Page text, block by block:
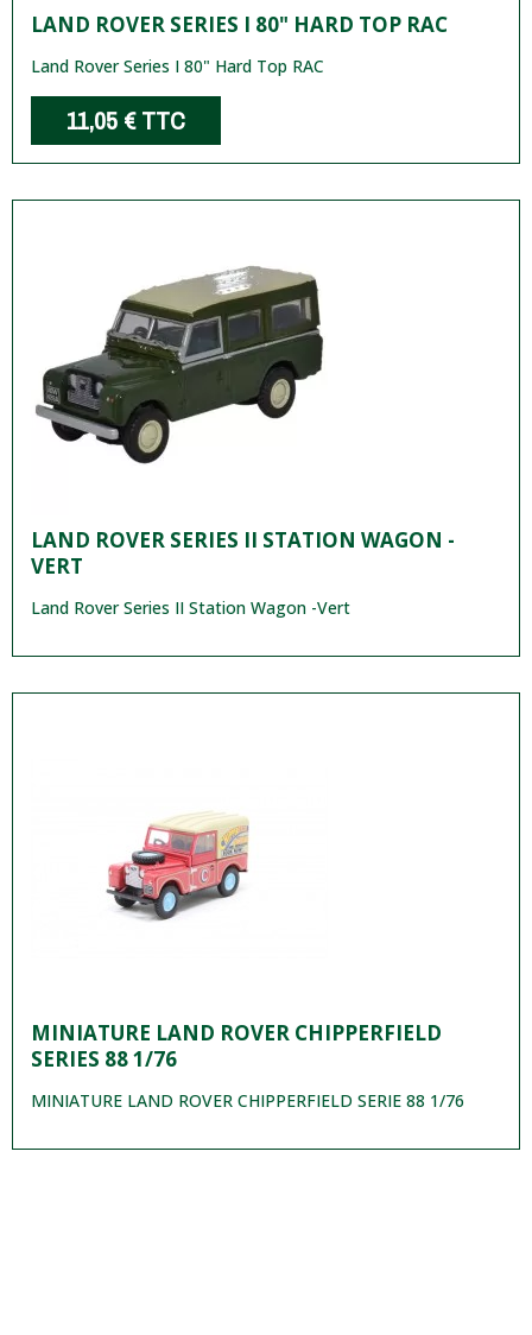
LAND ROVER SERIES I 80" HARD TOP RAC
Land Rover Series I 80" Hard Top RAC
11,05 €TTC
LAND ROVER SERIES II STATION WAGON -
VERT
Land Rover Series II Station Wagon -Vert
MINIATURE LAND ROVER CHIPPERFIELD
SERIES 88 1/76
MINIATURE LAND ROVER CHIPPERFIELD SERIE 88 1/76